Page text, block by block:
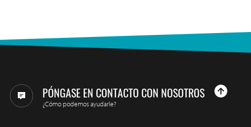
PÓNGASE EN CONTACTO CON NOSOTROS
¿Cómo podemos ayudarle?